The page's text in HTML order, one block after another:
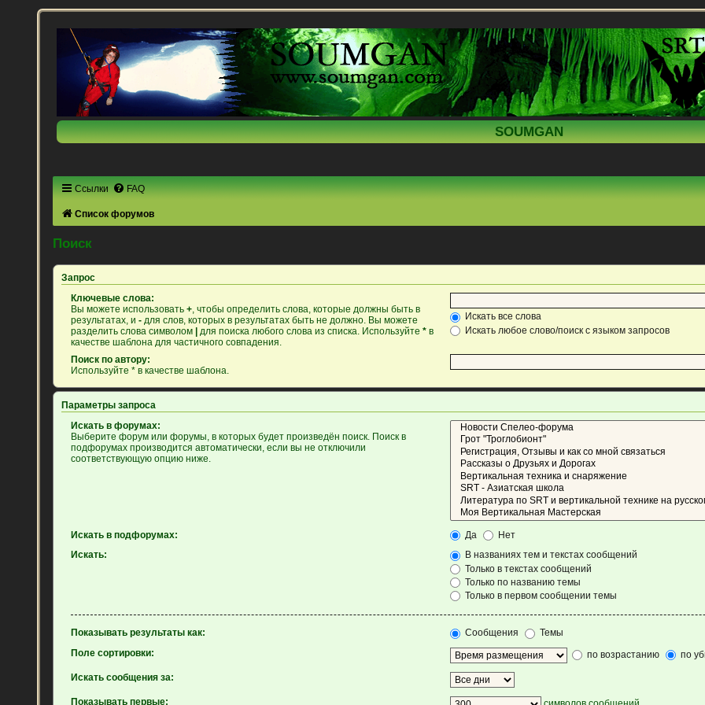
SOUMGAN
Ссылки FAQ
Список форумов
Поиск
Запрос
Ключевые слова:
Вы можете использовать+, чтобы определить слова, которые должны быть в
результатах, и- для слов, которых в результатах быть не должно. Вы можете
разделить слова символом
для поиска любого слова из списка. Используйте* в
качестве шаблона для частичного совпадения.
Искать все слова
Искать любое слово/поиск с языком запросов
Поиск по автору:
Используйте * в качестве шаблона.
Параметры запроса
Искать в форумах:
Выберите форум или форумы, в которых будет произведён поиск. Поиск в
подфорумах производится автоматически, если вы не отключили
соответствующую опцию ниже.
Искать в подфорумах: Да
Нет
Искать:
В названиях тем и текстах сообщений
Только в текстах сообщений
Только по названию темы
Только в первом сообщении темы
Показывать результаты как: Сообщения
Темы
Поле сортировки:
по возрастанию по
Искать сообщения за:
Показывать первые: